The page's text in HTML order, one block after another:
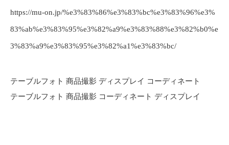
https://mu-on.jp/%e3%83%86%e3%83%bc%e3%83%96%e3%
83%ab%e3%83%95%e3%82%a9%e3%83%88%e3%82%b0%e
3%83%a9%e3%83%95%e3%82%a1%e3%83%bc/
テーブルフォト 商品撮影 ディスプレイ コーディネート
テーブルフォト 商品撮影 コーディネート ディスプレイ